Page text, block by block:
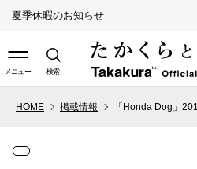
夏季休暇のお知らせ
メニュー 検索
HOME 掲載情報 「Honda Dog」